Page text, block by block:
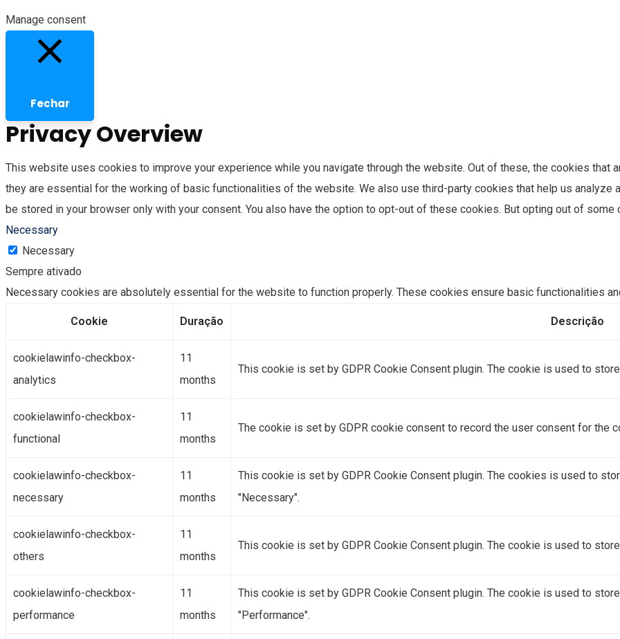
Manage consent
Fechar
Privacy Overview
This website uses cookies to improve your experience while you navigate through the website. Out of these, the cookies that
they are essential for the working of basic functionalities of the website. We also use third-party cookies that help us
be stored in your browser only with your consent. You also have the option to opt-out of these cookies. But opting out of
Necessary
Necessary
Sempre ativado
Necessary cookies are absolutely essential for the website to function properly. These cookies ensure basic functionalities
Cookie Duração Descrição
cookielawinfo-checkbox-
analytics
11
months
This cookie is set by GDPR Cookie Consent plugin. The cookie is used to
cookielawinfo-checkbox-
functional
11
months
The cookie is set by GDPR cookie consent to record the user consent for the
cookielawinfo-checkbox-
necessary
11
months
This cookie is set by GDPR Cookie Consent plugin. The cookies is used to
"Necessary".
cookielawinfo-checkbox-
others
11
months
This cookie is set by GDPR Cookie Consent plugin. The cookie is used to
cookielawinfo-checkbox-
performance
11
months
This cookie is set by GDPR Cookie Consent plugin. The cookie is used to
"Performance".